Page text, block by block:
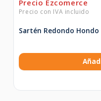
Sartén Redondo Hondo